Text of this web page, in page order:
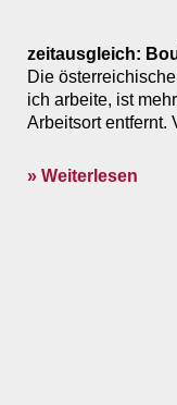
zeitausgleich:
Die
ich arbeite, ist
Arbeitsort entfernt.
» Weiterlesen